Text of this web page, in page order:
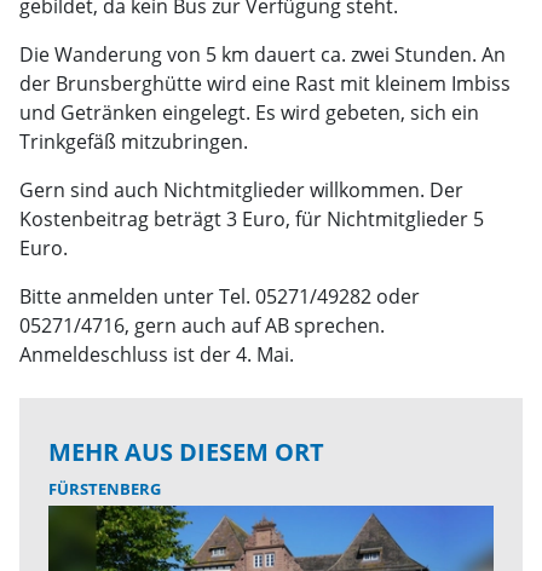
gebildet, da kein Bus zur Verfügung steht.
Die Wanderung von 5 km dauert ca. zwei Stunden. An
der Brunsberghütte wird eine Rast mit kleinem Imbiss
und Getränken eingelegt. Es wird gebeten, sich ein
Trinkgefäß mitzubringen.
Gern sind auch Nichtmitglieder willkommen. Der
Kostenbeitrag beträgt 3 Euro, für Nichtmitglieder 5
Euro.
Bitte anmelden unter Tel. 05271/49282 oder
05271/4716, gern auch auf AB sprechen.
Anmeldeschluss ist der 4. Mai.
MEHR AUS DIESEM ORT
FÜRSTENBERG